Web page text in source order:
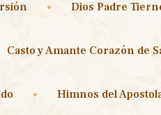
Dios Padre
Casto y Amante Corazón de
Himnos del